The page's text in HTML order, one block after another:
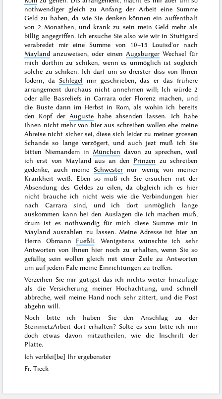
nothwendiger gleich zu Anfang der Arbeit eine Summe
Geld zu haben, da wie Sie denken können ein auffenthalt
von 2 Monathen, und krank zu sein mein Geld mehr als
billig angegriffen. Ich ersuche Sie also wie wir in Stuttgard
verabredet mir eine Summe von 10–15 Louisd'or nach
Mayland anzuweisen, oder einen AugsburgerWechsel für
mich dorthin zu schiken, wenn es unmöglich ist sogleich
solche zu schiken. Ich darf um so dreister diss von Ihnen
fodern, da Schlegel mir geschrieben, das er das frühere
arrangement durchaus nicht annehmen will; Ich würde 2
oder alle Basreliefs in Carrara oder Florenz machen, und
die Buste dann im Herbst in Rom, als wohin ich bereits
den Kopf der Augustehabe absenden lassen. Ich habe
Ihnen nicht mehr von hier aus schreiben wollen ehe meine
Abreise nicht sicher sei, diese sich leider zu meiner grossen
Schande so lange verzögert, und auch jezt muß ich Sie
bitten Niemandem in München davon zu sprechen, weil
ich erst von Mayland aus an den Prinzen zu schreiben
gedenke, auch meine Schwesternur wenig von meiner
Krankheit weiß. Eben so muß ich Sie ersuchen mit der
Absendung des Geldes zu eilen, da obgleich ich es hier
nicht brauche ich nicht weis wie die Verbindungen hier
nach Carrara sind, und ich dort unmöglich lange
auskommen kann bei den Auslagen die ich machen muß,
drum ist es nothwendig für mich diese Summe mir in
Mayland auszahlen zu lassen. Meine Adresse ist hier an
Herrn Obmann Fueßli. Wenigstens wünschte ich sehr
Antworten von Ihnen hier noch zu erhalten, wenn Sie so
gefällig sein wollen gleich mit einer Zeile zu Antworten
um auf jedem Fale meine Einrichtungen zu treffen.
Verzeihen Sie mir gütigst das ich nichts weiter hinzufüge
als die Versicherung meiner Hochachtung, und schnell
abbreche, weil meine Hand noch sehr zittert, und die Post
abgehn will.
Noch bitte ich haben Sie den Anschlag zu der
SteinmetzArbeit dort erhalten? Solte es sein bitte ich mir
doch etwas davon mitzutheilen, wie die Inschrift der
Platte.
Ich verblei[be] Ihr ergebenster
Fr. Tieck